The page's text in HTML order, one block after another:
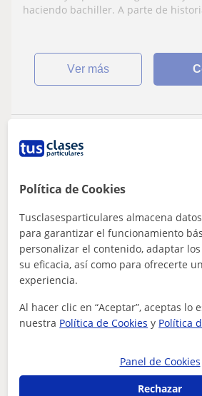
haciendo bachiller. A parte de
ver más
Palma De Mallorca
Primaria
Profesora titulada en
primaria, ESO y
Me encanta la enseñanza y disfruto
los alumnos con sus materias, tanto
Política de Cookies
Tusclasesparticulares almacena
para garantizar el funcionamiento
personalizar el contenido, adaptar
su eficacia, así como para ofrecerte
experiencia.
Al hacer clic en “Aceptar”, aceptas lo
nuestra Política de Cookies y Política
Panel de Cookies
Rechazar